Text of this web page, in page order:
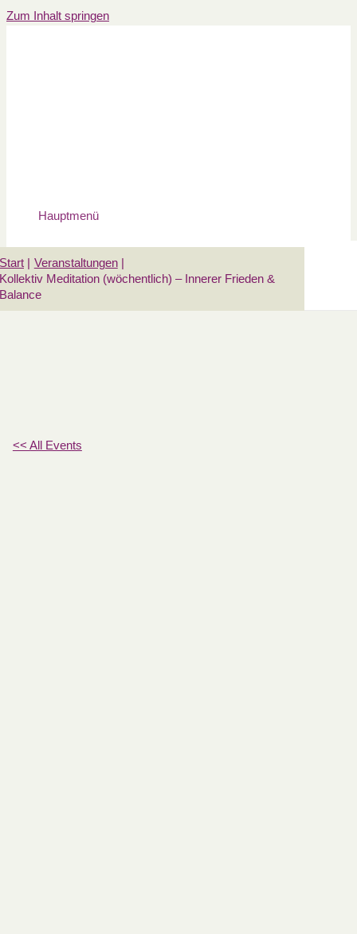
Zum Inhalt springen
Hauptmenü
Start
Veranstaltungen
Kollektiv Meditation (wöchentlich) – Innerer Frieden &
Balance
<< All Events